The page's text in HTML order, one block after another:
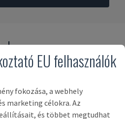
EU felhasználók
fokozása, a webhely
marketing célokra. Az
és többet megtudhat